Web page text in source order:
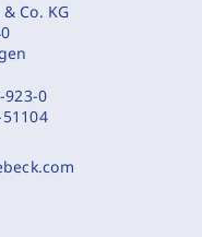
Co. KG
923-0